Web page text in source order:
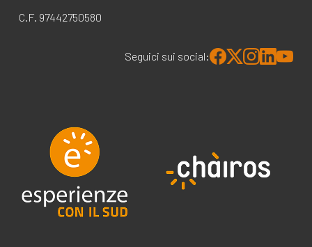
C.F. 97442750580
Seguici sui social: